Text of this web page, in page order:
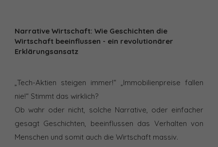
Narrative Wirtschaft: Wie Geschichten die
Wirtschaft beeinflussen - ein revolutionärer
Erklärungsansatz
„Tech-Aktien steigen immer!“ „Immobilienpreise fallen
nie!“ Stimmt das wirklich?
Ob wahr oder nicht, solche Narrative, oder einfacher
gesagt Geschichten, beeinflussen das Verhalten von
Menschen und somit auch die Wirtschaft massiv.